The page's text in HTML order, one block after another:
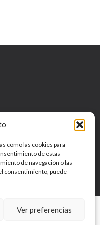
como las cookies para
de estas
de navegación o las
consentimiento, puede
Ver preferencias